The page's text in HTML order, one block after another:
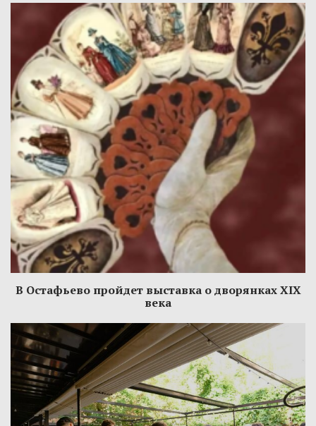
В Остафьево пройдет выставка о дворянках XIX
века